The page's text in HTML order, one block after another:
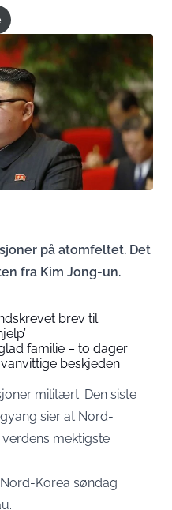
på atomfeltet. Det
fra Kim Jong-un.
brev til
familie – to dager
beskjeden
militært. Den siste
sier at Nord-
mektigste
Korea søndag
.